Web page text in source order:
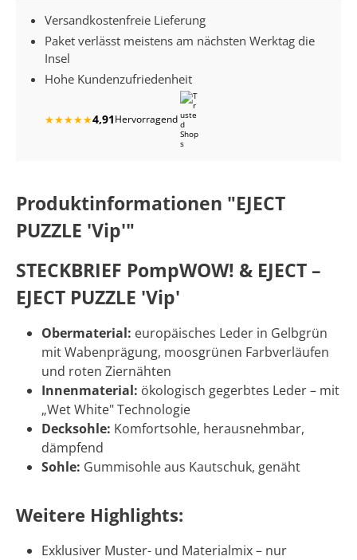
Versandkostenfreie Lieferung
Paket verlässt meistens am nächsten Werktag die
Insel
Hohe Kundenzufriedenheit
★★★★★4,91Hervorragend
Produktinformationen "EJECT
PUZZLE 'Vip'"
STECKBRIEF PompWOW! & EJECT –
EJECT PUZZLE 'Vip'
Obermaterial: europäisches Leder in Gelbgrün
mit Wabenprägung, moosgrünen Farbverläufen
und roten Ziernähten
Innenmaterial: ökologisch gegerbtes Leder – mit
„Wet White" Technologie
Decksohle: Komfortsohle, herausnehmbar,
dämpfend
Sohle: Gummisohle aus Kautschuk, genäht
Weitere Highlights:
Exklusiver Muster- und Materialmix – nur